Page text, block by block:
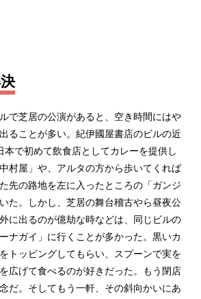
で芝居の公演があると、空き時間にはや
ることが多い。紀伊國屋書店のビルの近
本で初めて飲食店としてカレーを提供し
村屋」や、アルタの方から歩いてくれば
先の路地を左に入ったところの「ガンジ
た。しかし、芝居の舞台稽古やら昼夜公
に出るのが億劫な時などは、同じビルの
ナガイ」に行くことが多かった。黒いカ
トッピングしてもらい、スプーンで実を
広げて食べるのが好きだった。もう閉店
だ。そしてもう一軒、その斜向かいにあ